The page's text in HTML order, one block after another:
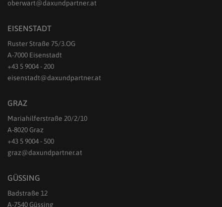
oberwart@daxundpartner.at
EISENSTADT
Ruster Straße 75/3.OG
A-7000 Eisenstadt
+43 5 9004 - 200
eisenstadt@daxundpartner.at
GRAZ
Mariahilferstraße 20/2/10
A-8020 Graz
+43 5 9004 - 500
graz@daxundpartner.at
GÜSSING
Badstraße 12
A-7540 Güssing